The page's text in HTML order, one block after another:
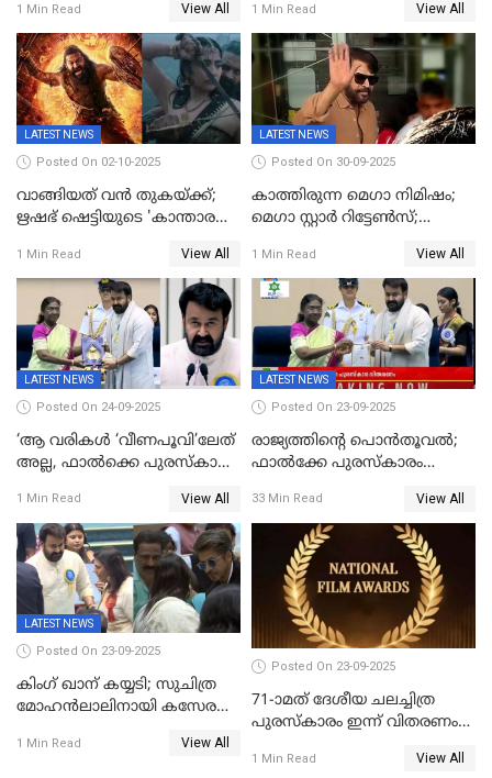
നടി ദിവ്യ ഉണ്ണിയല്ലെന്നും
സമൂഹമാധ്യമത്തിൽ കുറിപ്പ്
1 Min Read View All
കണ്ടെത്തൽ
1 Min Read View All
LATEST NEWS
Posted On 02-10-2025
വാങ്ങിയത് വൻ തുകയ്ക്ക്;
ഋഷഭ് ഷെട്ടിയുടെ 'കാന്താര
കാണാം
1 Min Read View All
LATEST NEWS
Posted On 30-09-2025
കാത്തിരുന്ന മെഗാ നിമിഷം;
മെഗാ സ്റ്റാർ റിട്ടേൺസ്;
ക്യാമറയ്ക്ക് മുന്നിലേക്ക്
1 Min Read View All
LATEST NEWS
Posted On 24-09-2025
‘ആ വരികള്‍ ‘വീണപൂവി’ലേത്
അല്ല, ഫാൽക്കെ പുരസ്‌കാരം
മോഹന്‍ലാല്‍ ഉദ്ധരിച്ച
വരികളെ ചൊല്ലി
സാമൂഹികമാധ്യമങ്ങളില്‍
ചര്‍ച്ച
1 Min Read View All
LATEST NEWS
Posted On 23-09-2025
രാജ്യത്തിന്റെ പൊൻതൂവൽ;
ഫാൽക്കേ പുരസ്കാരം
സിനിമ ആത്മാവിന്റെ
സ്പന്ദനമെന്ന് ലാൽ;
ഉർവശിക്കും വിജയരാഘവനും
ദേശീയ അവാർഡ്
33 Min Read View All
LATEST NEWS
Posted On 23-09-2025
കിംഗ് ഖാന് കയ്യടി; സുചിത്ര
മോഹൻലാലിനായി കസേര
ഖാൻ
1 Min Read View All
Posted On 23-09-2025
71-ാമത് ദേശീയ ചലച്ചിത്ര
പുരസ്‌കാരം ഇന്ന് വിതരണം
1 Min Read View All